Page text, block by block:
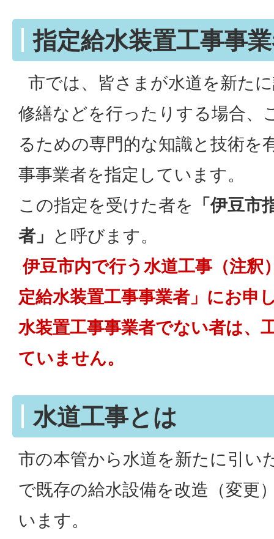
指定給水装置工事事
市では、皆さまが水道を新た
修繕などを行ったりする場合、
るための専門的な知識と技術を
事事業者を指定しています。
この指定を受けた者を 「伊豆市
者」 と呼びます。
伊豆市内で行う水道工事（注釈
定給水装置工事事業者」にお申
水装置工事事業者でない者は、
ていません。
水道工事とは
市の本管から水道を新たに引い
で既存の給水設備を改造（変更
います。